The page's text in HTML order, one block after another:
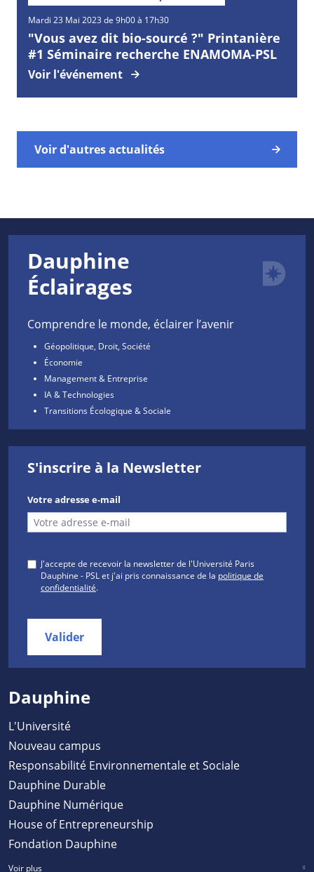
Mardi 23 Mai 2023 de 9h00 à 17h30
"Vous avez dit bio-sourcé ?" Printanière
#1 Séminaire recherche ENAMOMA-PSL
Voir l'événement
Voir d'autres actualités
Dauphine
Éclairages
Comprendre le monde, éclairer l’avenir
Géopolitique, Droit, Société
Économie
Management & Entreprise
IA & Technologies
Transitions Écologique & Sociale
S'inscrire à la Newsletter
Votre adresse e-mail
J'accepte de recevoir la newsletter de l'Université Paris
Dauphine - PSL et j'ai pris connaissance de la politique de
confidentialité.
Valider
Dauphine
L'Université
Nouveau campus
Responsabilité Environnementale et Sociale
Dauphine Durable
Dauphine Numérique
House of Entrepreneurship
Fondation Dauphine
Voir plus